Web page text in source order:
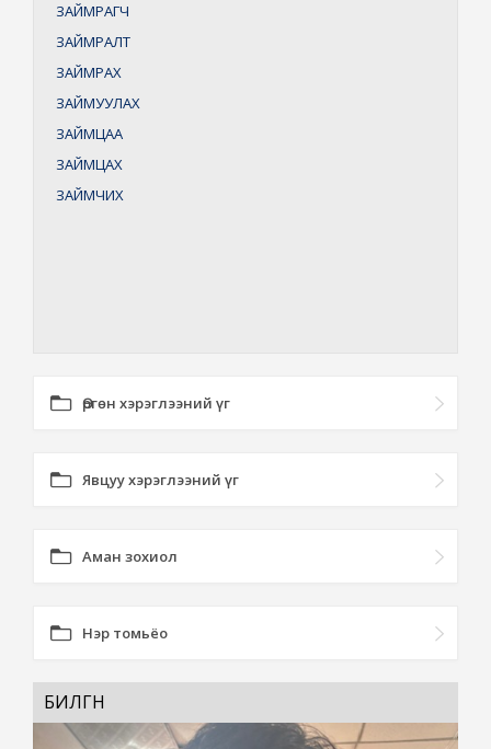
ЗАЙМРАГЧ
ЗАЙМРАЛТ
ЗАЙМРАХ
ЗАЙМУУЛАХ
ЗАЙМЦАА
ЗАЙМЦАХ
ЗАЙМЧИХ
Өргөн хэрэглээний үг
Явцуу хэрэглээний үг
Аман зохиол
Нэр томьёо
БИЛГҮҮН